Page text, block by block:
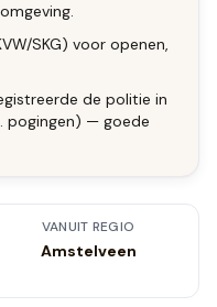
SKG) voor openen,
de politie in
pogingen) — goede
VANUIT REGIO
Amstelveen